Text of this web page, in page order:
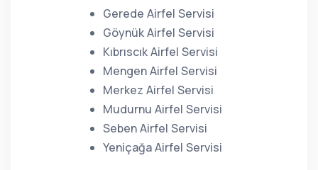
Gerede Airfel Servisi
Göynük Airfel Servisi
Kıbrıscık Airfel Servisi
Mengen Airfel Servisi
Merkez Airfel Servisi
Mudurnu Airfel Servisi
Seben Airfel Servisi
Yeniçağa Airfel Servisi